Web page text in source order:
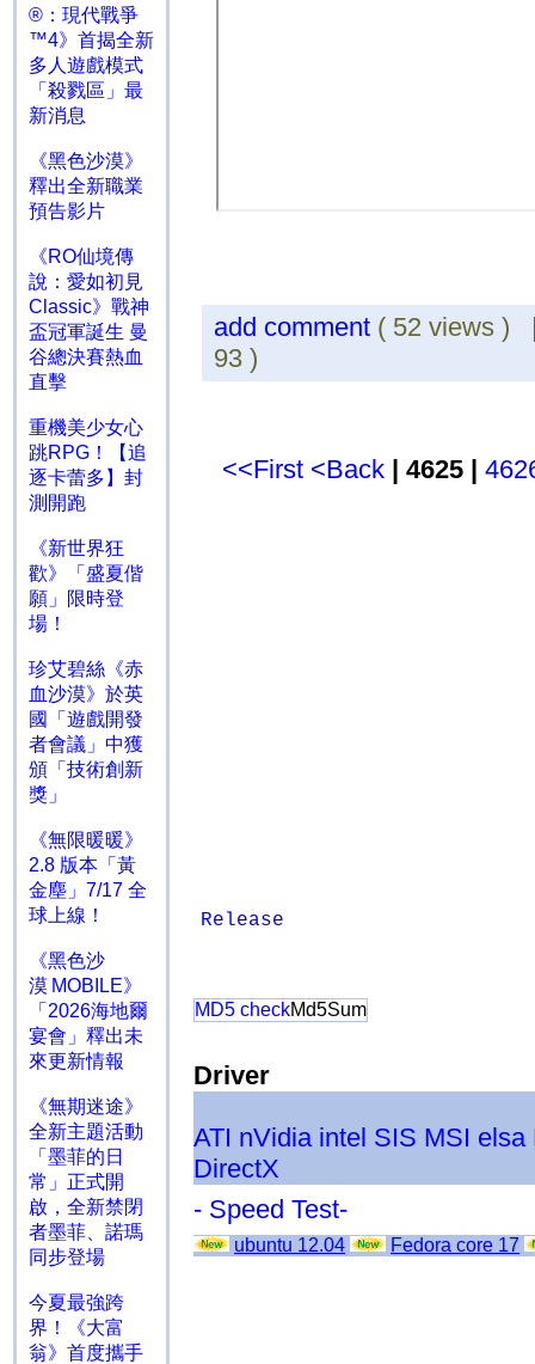
®：現代戰爭
™4》首揭全新
多人遊戲模式
「殺戮區」最
新消息
《黑色沙漠》
釋出全新職業
預告影片
《RO仙境傳
說：愛如初見
Classic》戰神
盃冠軍誕生 曼
谷總決賽熱血
直擊
重機美少女心
跳RPG！【追
逐卡蕾多】封
測開跑
《新世界狂
歡》「盛夏偕
願」限時登
場！
珍艾碧絲《赤
血沙漠》於英
國「遊戲開發
者會議」中獲
頒「技術創新
獎」
《無限暖暖》
2.8 版本「黃
金塵」7/17 全
球上線！
《黑色沙
漠 MOBILE》
「2026海地爾
宴會」釋出未
來更新情報
《無期迷途》
全新主題活動
「墨菲的日
常」正式開
啟，全新禁閉
者墨菲、諾瑪
同步登場
今夏最強跨
界！《大富
翁》首度攜手
add comment ( 52 views
93 )
<<First <Back | 4625 |
Release
MD5 checkMd5Sum
Driver
ATI nVidia intel SIS MSI elsa
DirectX
- Speed Test-
ubuntu 12.04 Fedora core 17